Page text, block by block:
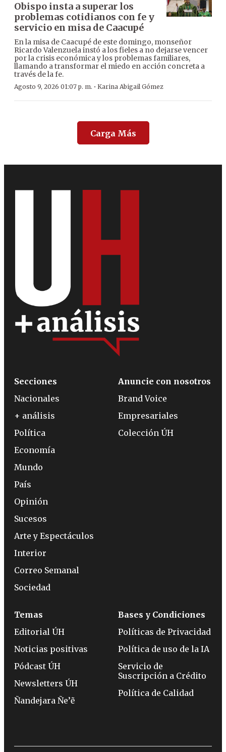
Obispo insta a superar los
problemas cotidianos con fe y
servicio en misa de Caacupé
En la misa de Caacupé de este domingo, monseñor
Ricardo Valenzuela instó a los fieles a no dejarse vencer
por la crisis económica y los problemas familiares,
llamando a transformar el miedo en acción concreta a
través de la fe.
Agosto 9, 2026 01:07 p. m. · Karina Abigail Gómez
Carga Más
Secciones
Nacionales
+ análisis
Política
Economía
Mundo
País
Opinión
Sucesos
Arte y Espectáculos
Interior
Correo Semanal
Sociedad
Anuncie con nosotros
Brand Voice
Empresariales
Colección ÚH
Temas
Editorial ÚH
Noticias positivas
Pódcast ÚH
Newsletters ÚH
Ñandejara Ñe’ẽ
Bases y Condiciones
Políticas de Privacidad
Política de uso de la IA
Servicio de
Suscripción a Crédito
Política de Calidad